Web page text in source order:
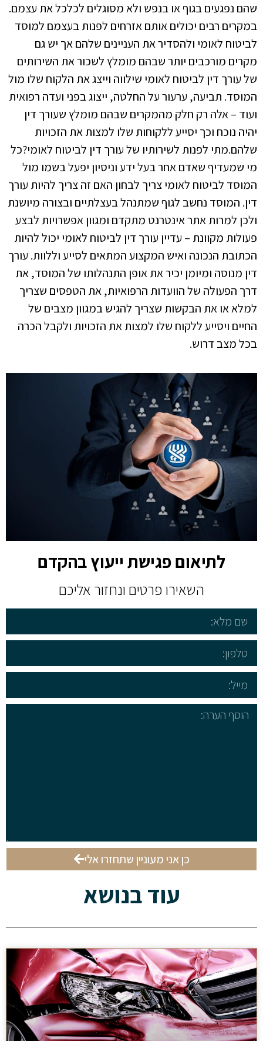
שהם נפגעים בגוף או בנפש ולא מסוגלים לכלכל את עצמם.
במקרים רבים יכולים אותם אזרחים לפנות בעצמם למוסד
לביטוח לאומי ולהסדיר את העניינים שלהם אך יש גם
מקרים מורכבים יותר שבהם מומלץ לשכור את השירותים
של עורך דין לביטוח לאומי שילווה וייצג את הלקוח שלו מול
המוסד. תביעה, ערעור על החלטה, ייצוג בפני ועדה רפואית
ועוד – אלה רק חלק מהמקרים שבהם מומלץ שעורך דין
יהיה נוכח וכך יסייע ללקוחות שלו למצות את הזכויות
שלהם.מתי לפנות לשירותיו של עורך דין לביטוח לאומי?כל
מי שמעדיף שאדם אחר בעל ידע וניסיון יפעל בשמו מול
המוסד לביטוח לאומי צריך לבחון האם זה צריך להיות עורך
דין. המוסד נחשב לגוף שמתנהל בעצלתיים ובצורה מיושנת
ולכן למרות אתר אינטרנט מתקדם ומגוון אפשרויות לבצע
פעולות מקוונת – עדיין עורך דין לביטוח לאומי יכול להיות
הכתובת הנכונה ואיש המקצוע המתאים לסייע וללוות. עורך
דין מנוסה ומיומן יכיר את אופן התנהלותו של המוסד, את
דרך הפעולה של הוועדות הרפואיות, את הטפסים שצריך
למלא או את הבקשות שצריך להגיש במגוון מצבים של
החיים ויסייע ללקוח שלו למצות את הזכויות ולקבל הכרה
בכל מצב דרוש.
לתיאום פגישת ייעוץ בהקדם
השאירו פרטים ונחזור אליכם
כן אני מעוניין שתחזרו אלי
עוד בנושא